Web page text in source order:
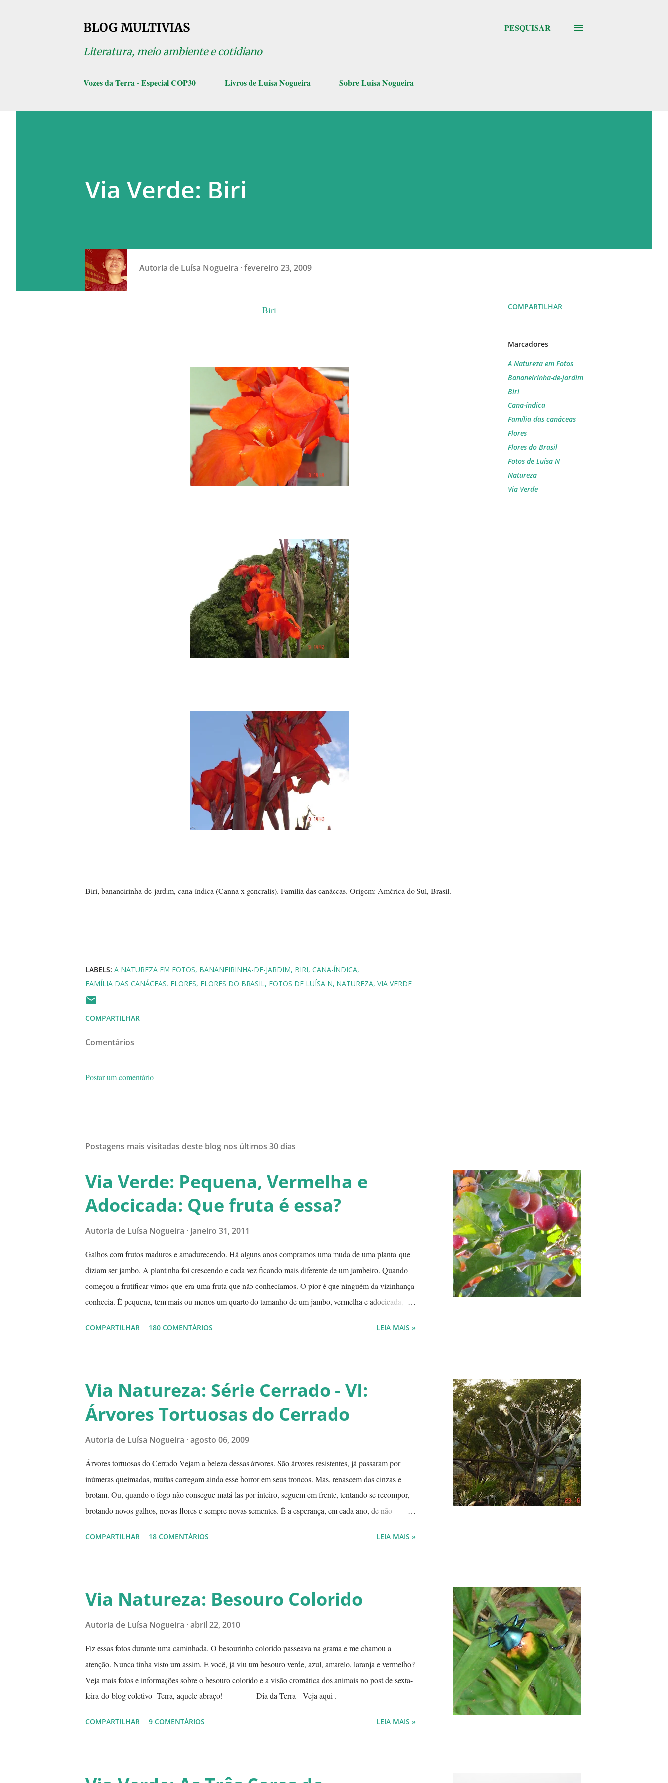
BLOG MULTIVIAS
Literatura, meio ambiente e cotidiano
PESQUISAR
Vozes da Terra - Especial COP30 Livros de Luísa Nogueira Sobre Luísa Nogueira
Via Verde: Biri
Autoria de Luísa Nogueira fevereiro 23, 2009
Biri
Biri, bananeirinha-de-jardim, cana-índica (Canna x generalis). Família das canáceas. Origem: América do Sul, Brasil.
------------------------
COMPARTILHAR
Marcadores
A Natureza em Fotos
Bananeirinha-de-jardim
Biri
Cana-índica
Família das canáceas
Flores
Flores do Brasil
Fotos de Luísa N
Natureza
Via Verde
LABELS: A NATUREZA EM FOTOS BANANEIRINHA-DE-JARDIM BIRI CANA-ÍNDICA
FAMÍLIA DAS CANÁCEAS FLORES FLORES DO BRASIL FOTOS DE LUÍSA N NATUREZA VIA VERDE
COMPARTILHAR
Comentários
Postar um comentário
Postagens mais visitadas deste blog nos últimos 30 dias
Via Verde: Pequena, Vermelha e
Adocicada: Que fruta é essa?
Autoria de Luísa Nogueira janeiro 31, 2011
Galhos com frutos maduros e amadurecendo. Há alguns anos compramos uma muda de uma planta que
diziam ser jambo. A plantinha foi crescendo e cada vez ficando mais diferente de um jambeiro. Quando
começou a frutificar vimos que era uma fruta que não conhecíamos. O pior é que ninguém da vizinhança
conhecia. É pequena, tem mais ou menos um quarto do tamanho de um jambo, vermelha e adocicada,
frutinhas amadurecendo. Que fruta é essa? Retiramos a pele de uma delas para mostrar a polpa. A pele é
-
COMPARTILHAR 180 COMENTÁRIOS LEIA MAIS »
Via Natureza: Série Cerrado - VI:
Árvores Tortuosas do Cerrado
Autoria de Luísa Nogueira agosto 06, 2009
Árvores tortuosas do Cerrado Vejam a beleza dessas árvores. São árvores resistentes, já passaram por
inúmeras queimadas, muitas carregam ainda esse horror em seus troncos. Mas, renascem das cinzas e
brotam. Ou, quando o fogo não consegue matá-las por inteiro, seguem em frente, tentando se recompor,
brotando novos galhos, novas flores e sempre novas sementes. É a esperança, em cada ano, de não
frutos exóticos, assim é a beleza do Cerrado. O Cerrado é um dos biomas mais secos do Brasil. A estação
período de estiagem. Um toco de cigarro ou algumas brasas que ficaram de um pique-nique pode ser o
começo de um fogaréu. Há também os casos em que o fogo...
COMPARTILHAR 18 COMENTÁRIOS LEIA MAIS »
Via Natureza: Besouro Colorido
Autoria de Luísa Nogueira abril 22, 2010
Fiz essas fotos durante uma caminhada. O besourinho colorido passeava na grama e me chamou a
atenção. Nunca tinha visto um assim. E você, já viu um besouro verde, azul, amarelo, laranja e vermelho?
Veja mais fotos e informações sobre o besouro colorido e a visão cromática dos animais no post de sexta-
feira do blog coletivo Terra, aquele abraço! ------------ Dia da Terra - Veja aqui . ---------------------------
COMPARTILHAR 9 COMENTÁRIOS LEIA MAIS »